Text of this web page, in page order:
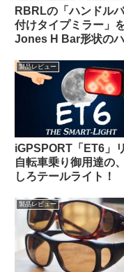
RBRLの「ハンドル
付けタイプミラー」
Jones H Bar形状の
リでした
製品レビュー
iGPSPORT「ET6」
自転車乗り御用達の
しろテールライト！
製品レビュー